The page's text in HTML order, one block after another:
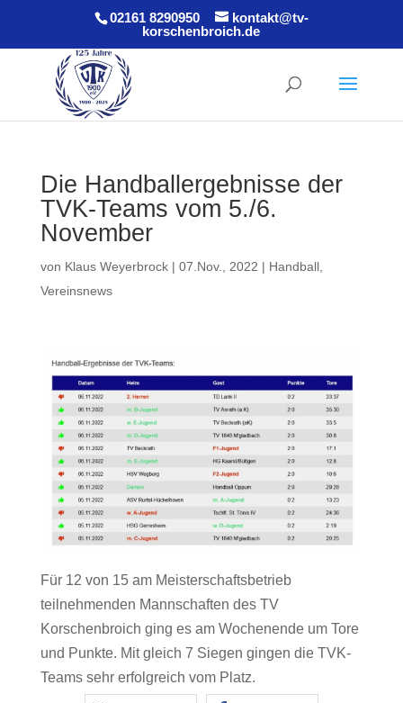
02161 8290950
kontakt@tv-
korschenbroich.de
Die Handballergebnisse der
TVK-Teams vom 5./6.
November
von Klaus Weyerbrock| 07.Nov., 2022 | Handball,
Vereinsnews
Für 12 von 15 am Meisterschaftsbetrieb
teilnehmenden Mannschaften des TV
Korschenbroich ging es am Wochenende um Tore
und Punkte. Mit gleich 7 Siegen gingen die TVK-
Teams sehr erfolgreich vom Platz.